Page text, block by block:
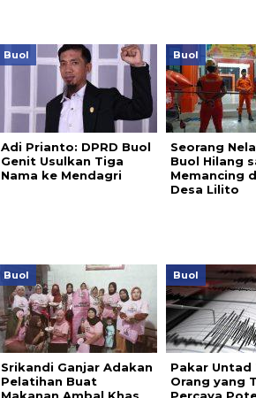
Buol
Adi Prianto: DPRD Buol
Genit Usulkan Tiga
Nama ke Mendagri
Buol
Seorang
Buol Hilang
Memancing
Desa Lilito
Buol
Srikandi Ganjar Adakan
Pelatihan Buat
Buol
Pakar Untad
Orang yang